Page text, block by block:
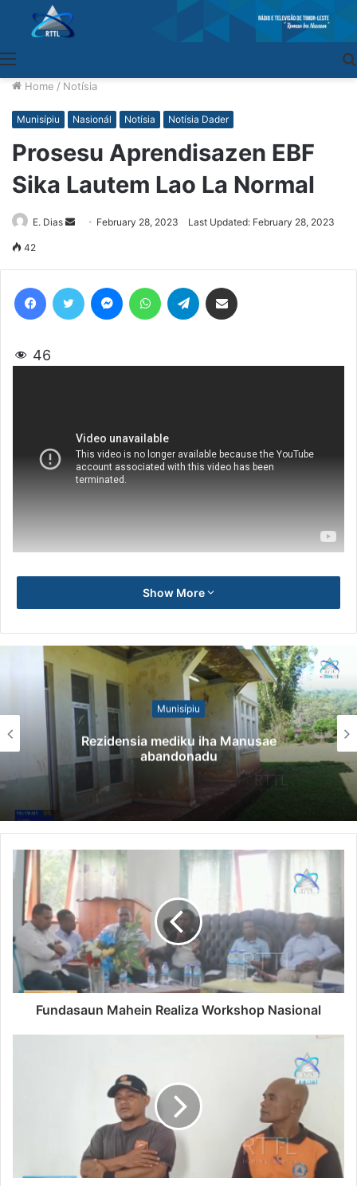
Home / Notísia
Munisípiu Nasionál Notísia Notísia Dader
Prosesu Aprendisazen EBF
Sika Lautem Lao La Normal
E. Dias
SendFebruary 28, 2023 Last Updated: February 28, 2023
42
46
Show More
Notísia Kalan
Governu Promete Tau Prioridade ba
Minerais no Setór Produtivu
Fundasaun Mahein Realiza Workshop Nasional